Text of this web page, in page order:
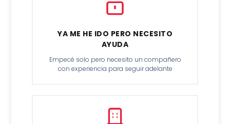
YA ME HE IDO PERO NECESITO
AYUDA
Empecé solo pero necesito un compañero
con experiencia para seguir adelante